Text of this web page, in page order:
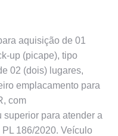
aquisição de 01
up (picape), tipo
02 (dois) lugares,
emplacamento para
com
para atender a
PL 186/2020. Veículo